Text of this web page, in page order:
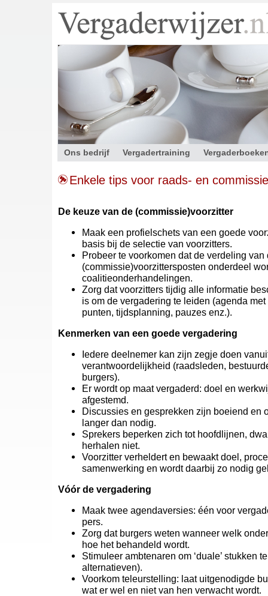
Ons bedrijf Vergadertraining
Contact
Enkele tips voor raads- en
De keuze van de (commissie)voorzitter
Maak een profielschets van een goede
basis bij de selectie van voorzitters.
Probeer te voorkomen dat de verdeling van
(commissie)voorzittersposten onderdeel
coalitieonderhandelingen.
Zorg dat voorzitters tijdig alle informatie
is om de vergadering te leiden (agenda
punten, tijdsplanning, pauzes enz.).
Kenmerken van een goede vergadering
Iedere deelnemer kan zijn zegje doen
verantwoordelijkheid (raadsleden,
burgers).
Er wordt op maat vergaderd: doel en
afgestemd.
Discussies en gesprekken zijn boeiend en
langer dan nodig.
Sprekers beperken zich tot hoofdlijnen,
herhalen niet.
Voorzitter verheldert en bewaakt doel,
samenwerking en wordt daarbij zo nodig
Vóór de vergadering
Maak twee agendaversies: één voor
pers.
Zorg dat burgers weten wanneer welk
hoe het behandeld wordt.
Stimuleer ambtenaren om ‘duale’ stukken
alternatieven).
Voorkom teleurstelling: laat uitgenodigde
wat er wel en niet van hen verwacht wordt.